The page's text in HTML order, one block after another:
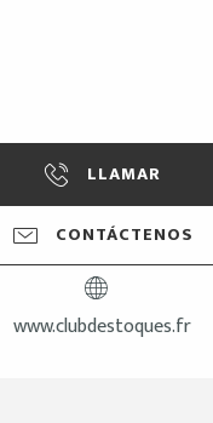
LLAMAR
CONTÁCTENOS
www.clubdestoques.fr